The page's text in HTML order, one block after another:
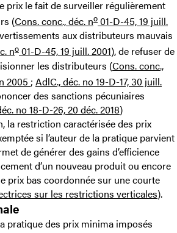
prix le fait de surveiller régulièrement
(Cons. conc., déc. no 01-D-45, 19 juill.
aux distributeurs mauvais
no 01-D-45, 19 juill. 2001), de refuser de
les distributeurs (Cons. conc.,
2005 ; AdlC., déc. no 19-D-17, 30 juill.
des sanctions pécuniaires
no 18-D-26, 20 déc. 2018)
la restriction caractérisée des prix
si l’auteur de la pratique parvient
de générer des gains d’efficience
d’un nouveau produit ou encore
prix bas coordonnée sur une courte
sur les restrictions verticales).
pratique des prix minima imposés